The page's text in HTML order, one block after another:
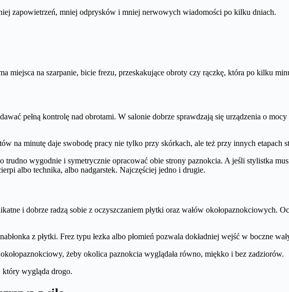
zapowietrzeń, mniej odprysków i mniej nerwowych wiadomości po kilku dniach.
miejsca na szarpanie, bicie frezu, przeskakujące obroty czy rączkę, która po kilku
pełną kontrolę nad obrotami. W salonie dobrze sprawdzają się urządzenia o
na minutę daje swobodę pracy nie tylko przy skórkach, ale też przy innych etapach
trudno wygodnie i symetrycznie opracować obie strony paznokcia. A jeśli stylistka
albo technika, albo nadgarstek. Najczęściej jedno i drugie.
i dobrze radzą sobie z oczyszczaniem płytki oraz wałów okołopaznokciowych.
z płytki. Frez typu łezka albo płomień pozwala dokładniej wejść w boczne
żeby okolica paznokcia wyglądała równo, miękko i bez zadziorów.
który wygląda drogo.